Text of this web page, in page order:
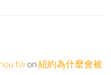
on紐約為什麼會被